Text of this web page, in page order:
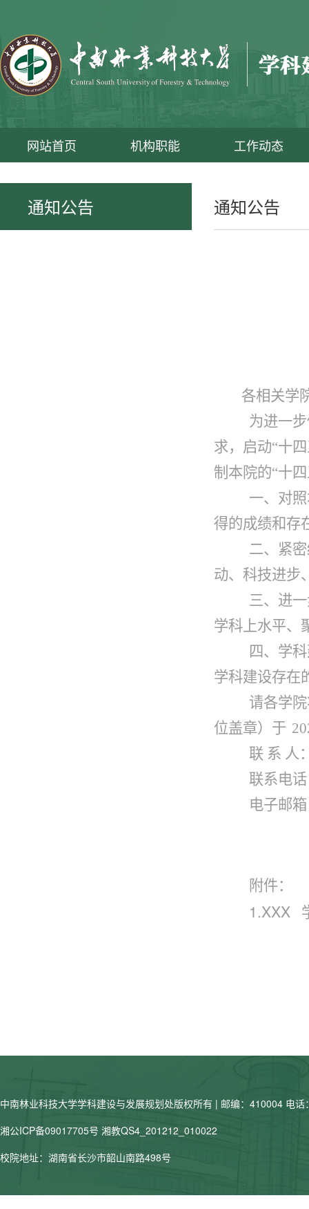
网站首页 机构职能 工作动态
通知公告 通知公告
各相关学
为进一
求，启动“十
制本院的“十
一、对
得的成绩和存
二、紧
动、科技进步
三、进
学科上水平、
四、学
学科建设存在
请各学
位盖章）于
联 系 人
联系电
电子邮
附件：
1.XXX
中南林业科技大学学科建设与发展规划处版权所有 | 邮编：410004 电
湘公ICP备09017705号 湘教QS4_201212_010022
校院地址：湖南省长沙市韶山南路498号